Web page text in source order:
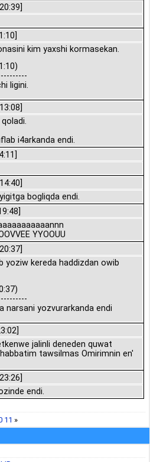
kim yaxshi kormasekan.
ligini.
i4arkanda endi.
bogliqda endi.
YYOOUU
yoziw kereda haddizdan owib
narsani yozvurarkanda endi
jalinli deneden quwat
tawsilmas Omirimnin en'
endi.
11 »